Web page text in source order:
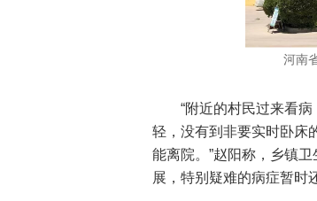
河南
“附近的村民过来看
轻，没有到非要实时卧床
能离院。”赵阳称，乡镇
展，特别疑难的病症暂时